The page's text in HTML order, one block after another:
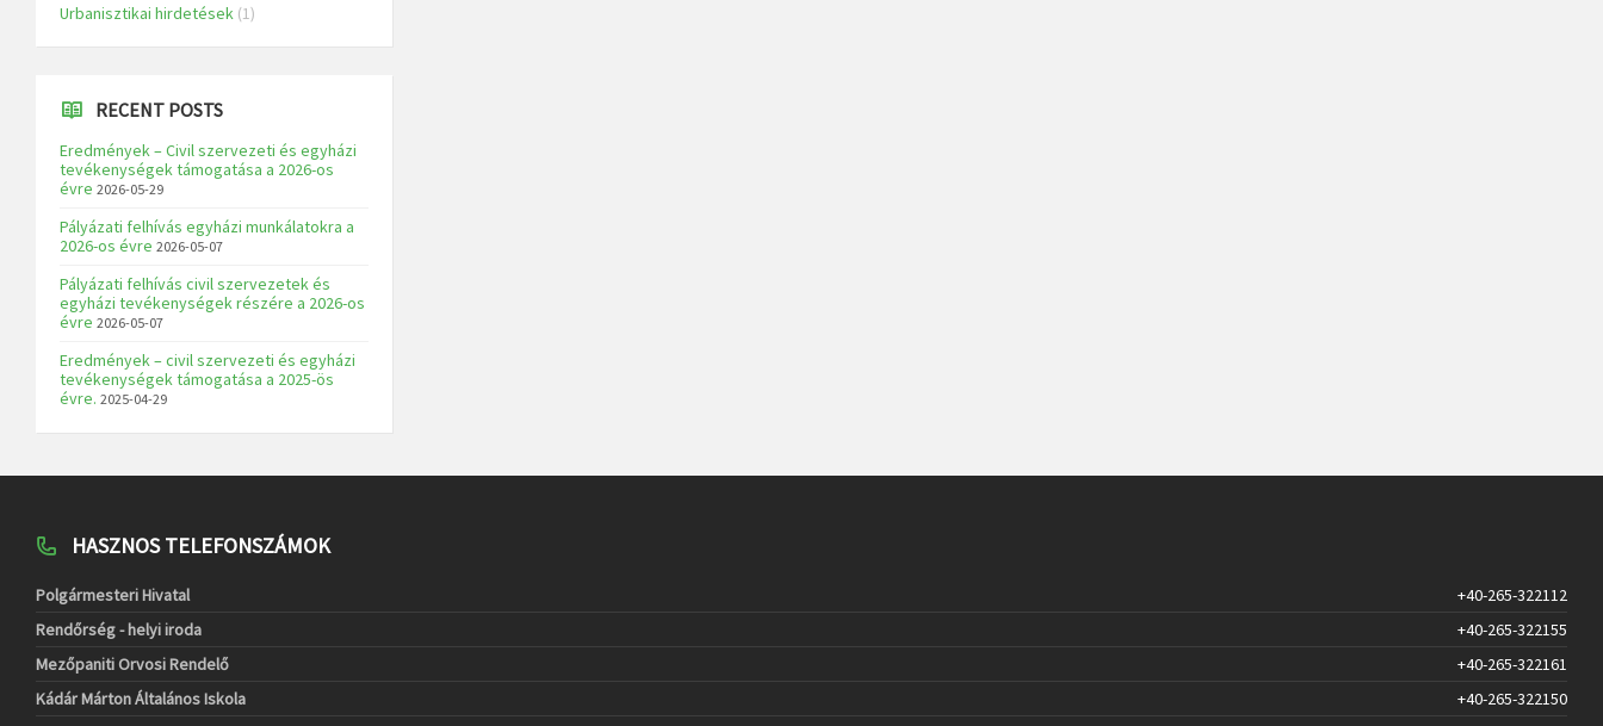
Urbanisztikai hirdetések (1)
RECENT POSTS
Eredmények – Civil szervezeti és egyházi
tevékenységek támogatása a 2026-os
évre 2026-05-29
Pályázati felhívás egyházi munkálatokra a
2026-os évre 2026-05-07
Pályázati felhívás civil szervezetek és
egyházi tevékenységek részére a 2026-os
évre 2026-05-07
Eredmények – civil szervezeti és egyházi
tevékenységek támogatása a 2025-ös
évre. 2025-04-29
HASZNOS TELEFONSZÁMOK
Polgármesteri Hivatal
+40-265-322112
Rendőrség - helyi iroda
+40-265-322155
Mezőpaniti Orvosi Rendelő
+40-265-322161
Kádár Márton Általános Iskola
+40-265-322150